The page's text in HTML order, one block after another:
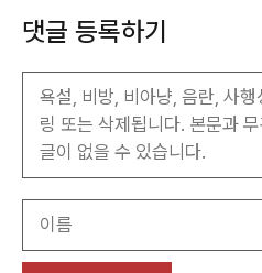
댓글 등록하기
름